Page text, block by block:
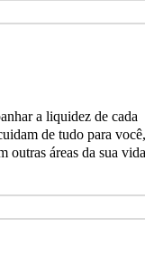
a liquidez de cada
de tudo para você,
outras áreas da sua